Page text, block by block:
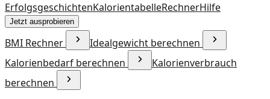
ErfolgsgeschichtenKalorientabelleRechnerHilfe
Jetzt ausprobieren
BMI Rechner
Idealgewicht berechnen
Kalorienbedarf berechnen
Kalorienverbrauch
berechnen